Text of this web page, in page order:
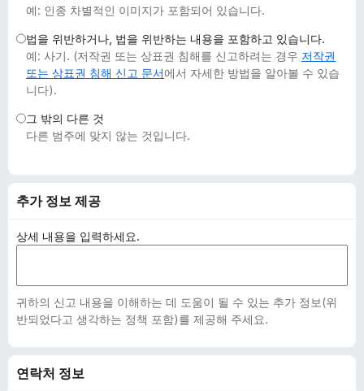
예: 인종 차별적인 이미지가 포함되어 있습니다.
법을 위반하거나, 법을 위반하는 내용을 포함하고 있습니다.
예: 사기. (저작권 또는 상표권 침해를 신고하려는 경우 저작권
또는 상표권 침해 신고 문서에서 자세한 방법을 알아볼 수 있습
니다).
그 밖의 다른 것
다른 범주에 맞지 않는 것입니다.
추가 정보 제공
상세 내용을 입력하세요.
귀하의 신고 내용을 이해하는 데 도움이 될 수 있는 추가 정보(위
반되었다고 생각하는 정책 포함)를 제공해 주세요.
연락처 정보